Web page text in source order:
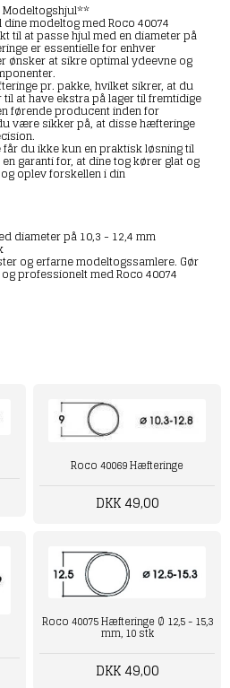
Modeltogshjul**
modeltog med Roco 40074
til at passe hjul med en diameter på
er essentielle for enhver
ønsker at sikre optimal ydeevne og
pr. pakke, hvilket sikrer, at du
at have ekstra på lager til fremtidige
førende producent inden for
være sikker på, at disse hæfteringe
du ikke kun en praktisk løsning til
garanti for, at dine tog kører glat og
oplev forskellen i din
diameter på 10,3 - 12,4 mm
og erfarne modeltogssamlere. Gør
professionelt med Roco 40074
Roco 40069 Hæfteringe
DKK 49,00
Roco 40075 Hæfteringe Ø 12,5 - 15,3
mm, 10 stk
DKK 49,00